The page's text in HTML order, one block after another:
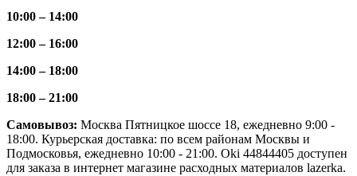
10:00 – 14:00
12:00 – 16:00
14:00 – 18:00
18:00 – 21:00
Самовывоз: Москва Пятницкое шоссе 18, ежедневно 9:00 -
18:00. Курьерская доставка: по всем районам Москвы и
Подмосковья, ежедневно 10:00 - 21:00. Oki 44844405 доступен
для заказа в интернет магазине расходных материалов lazerka.